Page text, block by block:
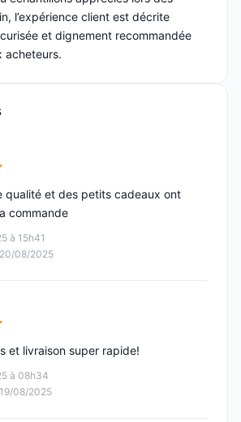
l’expérience client est décrite
et dignement recommandée
acheteurs.
5
à 15h41
08/2025
qualité et des petits cadeaux ont
commande
5
à 08h34
08/2025
et livraison super rapide!